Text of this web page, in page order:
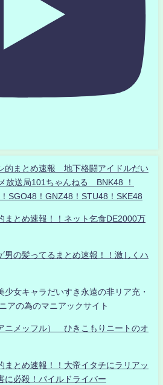
的まとめ速報 地下格闘アイドルだい
放送局101ちゃんねる BNK48 ！
SGO48！GNZ48！STU48！SKE48
まとめ速報！！ネット乞食DE2000万
男の髪ってるまとめ速報！！激しくハ
少女キャラだいすき永遠の非リア充・
アの為のマニアックサイト
ニメッフル） ひきこもりニートのオ
まとめ速報！！大帝イタチにラリアッ
に必殺！パイルドライバー